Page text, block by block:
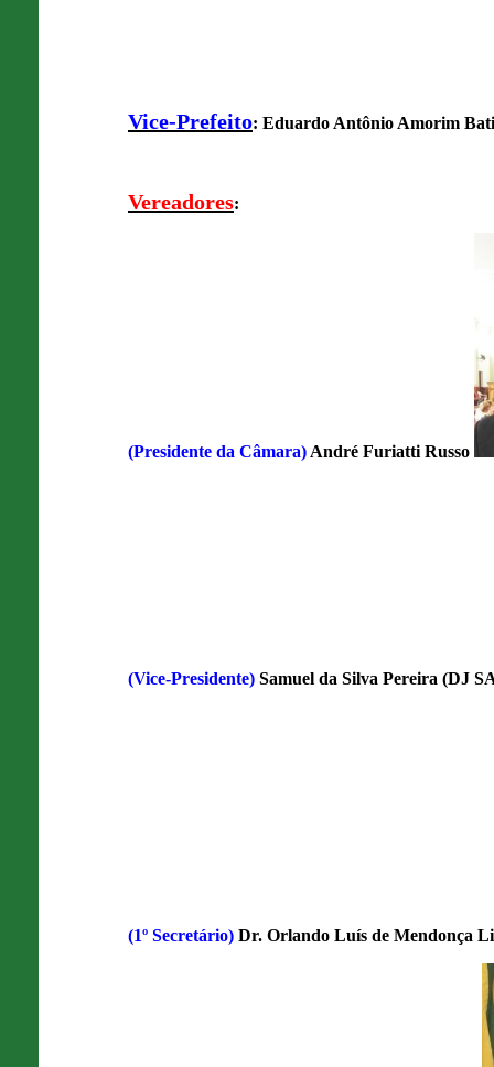
Vice-Prefeito: Eduardo Antônio Amorim
Vereadores:
(Presidente da Câmara) André Furiatti Russo
(Vice-Presidente) Samuel da Silva Pereira (DJ
(1º Secretário) Dr. Orlando Luís de Mendonça